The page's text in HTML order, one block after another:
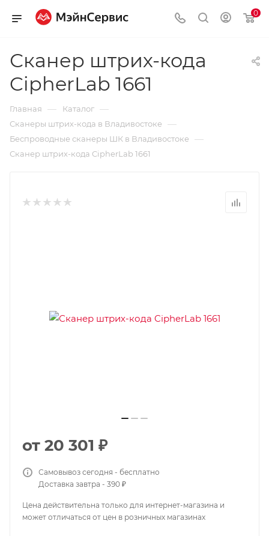
0
Сканер штрих-кода
CipherLab 1661
Главная — Каталог —
Сканеры штрих-кода в Владивостоке —
Беспроводные сканеры ШК в Владивостоке —
Сканер штрих-кода CipherLab 1661
от 20 301 ₽
Самовывоз сегодня - бесплатно
Доставка завтра - 390 ₽
Цена действительна только для интернет-магазина и
может отличаться от цен в розничных магазинах